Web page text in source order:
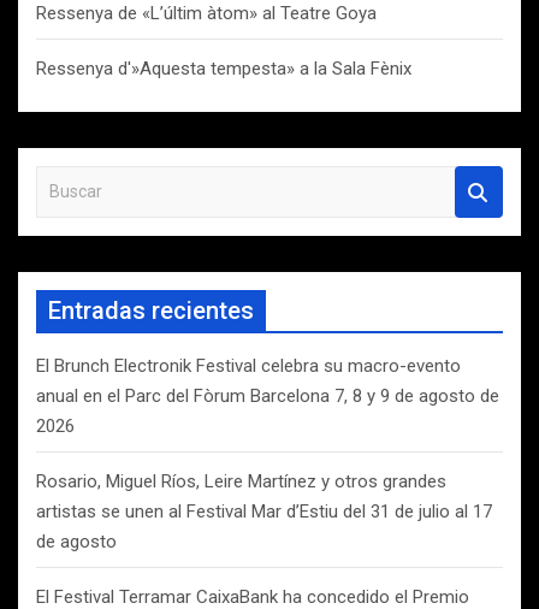
Ressenya de «L’últim àtom» al Teatre Goya
Ressenya d'»Aquesta tempesta» a la Sala Fènix
s
c
r
Entradas recientes
El Brunch Electronik Festival celebra su macro-evento
anual en el Parc del Fòrum Barcelona 7, 8 y 9 de agosto de
2026
Rosario, Miguel Ríos, Leire Martínez y otros grandes
artistas se unen al Festival Mar d’Estiu del 31 de julio al 17
de agosto
El Festival Terramar CaixaBank ha concedido el Premio